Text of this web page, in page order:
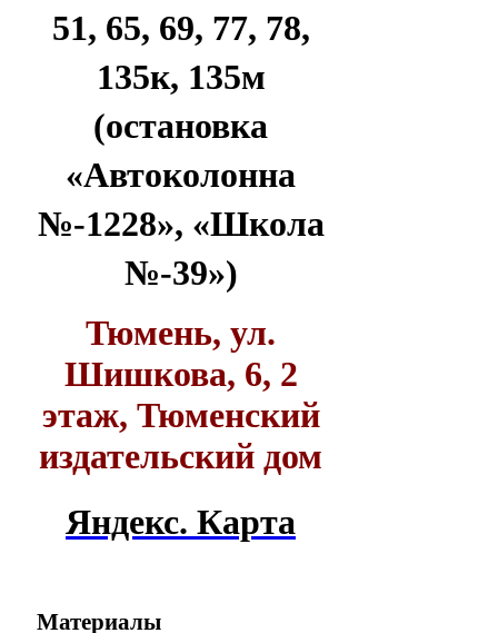
51, 65, 69, 77, 78,
135к, 135м
(остановка
«Автоколонна
№-1228», «Школа
№-39»)
Тюмень, ул.
Шишкова, 6, 2
этаж, Тюменский
издательский дом
Яндекс. Карта
Материалы